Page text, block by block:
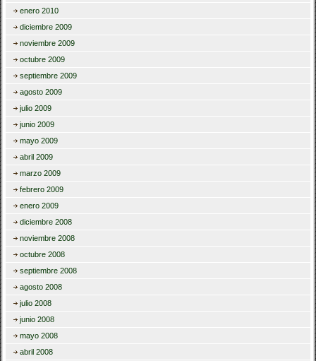
enero 2010
diciembre 2009
noviembre 2009
octubre 2009
septiembre 2009
agosto 2009
julio 2009
junio 2009
mayo 2009
abril 2009
marzo 2009
febrero 2009
enero 2009
diciembre 2008
noviembre 2008
octubre 2008
septiembre 2008
agosto 2008
julio 2008
junio 2008
mayo 2008
abril 2008